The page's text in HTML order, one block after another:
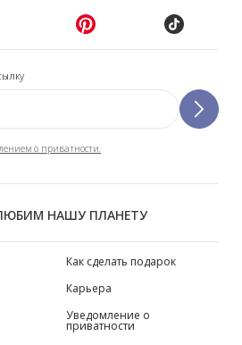
о приватности.
НАШУ ПЛАНЕТУ
Как сделать подарок
Карьера
Уведомление о
приватности